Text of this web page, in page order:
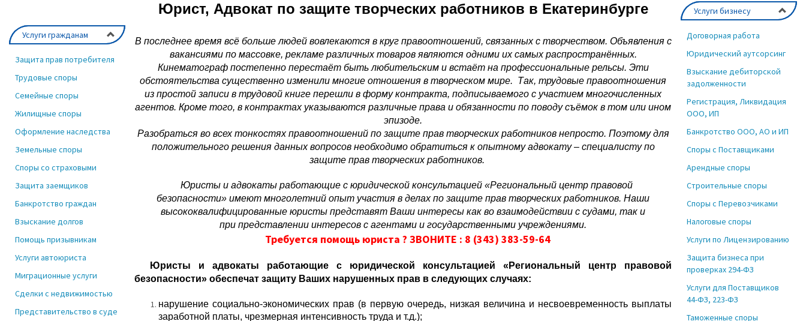
Услуги гражданам
Защита прав потребителя
Трудовые споры
Семейные споры
Жилищные споры
Оформление наследства
Земельные споры
Споры со страховыми
Защита заемщиков
Банкротство граждан
Взыскание долгов
Помощь призывникам
Услуги автоюриста
Миграционные услуги
Сделки с недвижимостью
Представительство в суде
Юрист, Адвокат по защите творческих работников в Екатеринбурге
В последнее время всё больше людей вовлекаются в круг правоотношений, связанных с творчеством. Объявления с
вакансиями по массовке, рекламе различных товаров являются одними их самых распространённых.
Кинематограф постепенно перестаёт быть любительским и встаёт на профессиональные рельсы. Эти
обстоятельства существенно изменили многие отношения в творческом мире. Так, трудовые правоотношения
из простой записи в трудовой книге перешли в форму контракта, подписываемого с участием многочисленных
агентов. Кроме того, в контрактах указываются различные права и обязанности по поводу съёмок в том или ином
эпизоде.
Разобраться во всех тонкостях правоотношений по защите прав творческих работников непросто. Поэтому для
положительного решения данных вопросов необходимо обратиться к опытному адвокату – специалисту по
защите прав творческих работников.
Юристы и адвокаты работающие с юридической консультацией «Региональный центр правовой
безопасности» имеют многолетний опыт участия в делах по защите прав творческих работников. Наши
высококвалифицированные юристы представят Ваши интересы как во взаимодействии с судами, так и
при представлении интересов с агентами и государственными учреждениями.
Требуется помощь юриста ? ЗВОНИТЕ : 8 (343) 383-59-64
Юристы и адвокаты работающие с юридической консультацией «Региональный центр правовой
безопасности» обеспечат защиту Ваших нарушенных прав в следующих случаях:
нарушение социально-экономических прав (в первую очередь, низкая величина и несвоевременность выплаты
заработной платы, чрезмерная интенсивность труда и т.д.);
Услуги бизнесу
Договорная работа
Юридический аутсорсинг
Взыскание дебиторской
задолженности
Регистрация, Ликвидация
ООО, ИП
Банкротство ООО, АО и ИП
Споры с Поставщиками
Арендные споры
Строительные споры
Споры с Перевозчиками
Налоговые споры
Услуги по Лицензированию
Защита бизнеса при
проверках 294-ФЗ
Услуги для Поставщиков
44-ФЗ, 223-ФЗ
Таможенные споры